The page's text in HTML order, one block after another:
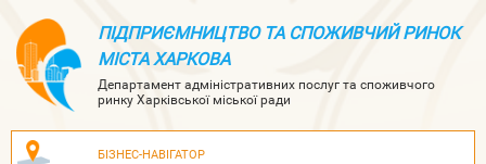
ПІДПРИЄМНИЦТВО ТА СПОЖИВЧИЙ РИНОК
МІСТА ХАРКОВА
Департамент адміністративних послуг та споживчого
ринку Харківської міської ради
БІЗНЕС-НАВІГАТОР